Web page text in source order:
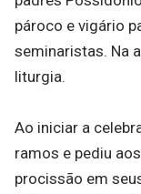
pároco e vigário
seminaristas. Na
liturgia.
Ao iniciar a
ramos e pediu
procissão em